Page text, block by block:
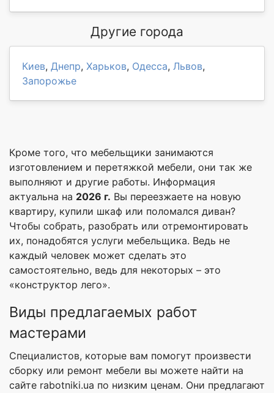
Другие города
Киев, Днепр, Харьков, Одесса, Львов,
Запорожье
Кроме того, что мебельщики занимаются
изготовлением и перетяжкой мебели, они так же
выполняют и другие работы. Информация
актуальна на 2026 г. Вы переезжаете на новую
квартиру, купили шкаф или поломался диван?
Чтобы собрать, разобрать или отремонтировать
их, понадобятся услуги мебельщика. Ведь не
каждый человек может сделать это
самостоятельно, ведь для некоторых – это
«конструктор лего».
Виды предлагаемых работ
мастерами
Специалистов, которые вам помогут произвести
сборку или ремонт мебели вы можете найти на
сайте rabotniki.ua по низким ценам. Они предлагают